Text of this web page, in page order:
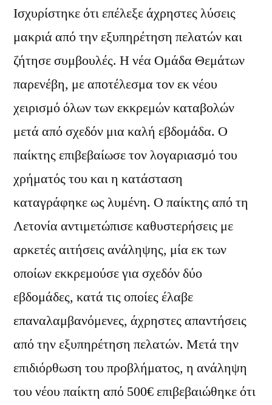
Ισχυρίστηκε ότι επέλεξε άχρηστες λύσεις
μακριά από την εξυπηρέτηση πελατών και
ζήτησε συμβουλές. Η νέα Ομάδα Θεμάτων
παρενέβη, με αποτέλεσμα τον εκ νέου
χειρισμό όλων των εκκρεμών καταβολών
μετά από σχεδόν μια καλή εβδομάδα. Ο
παίκτης επιβεβαίωσε τον λογαριασμό του
χρήματός του και η κατάσταση
καταγράφηκε ως λυμένη. Ο παίκτης από τη
Λετονία αντιμετώπισε καθυστερήσεις με
αρκετές αιτήσεις ανάληψης, μία εκ των
οποίων εκκρεμούσε για σχεδόν δύο
εβδομάδες, κατά τις οποίες έλαβε
επαναλαμβανόμενες, άχρηστες απαντήσεις
από την εξυπηρέτηση πελατών. Μετά την
επιδιόρθωση του προβλήματος, η ανάληψη
του νέου παίκτη από 500€ επιβεβαιώθηκε ότι